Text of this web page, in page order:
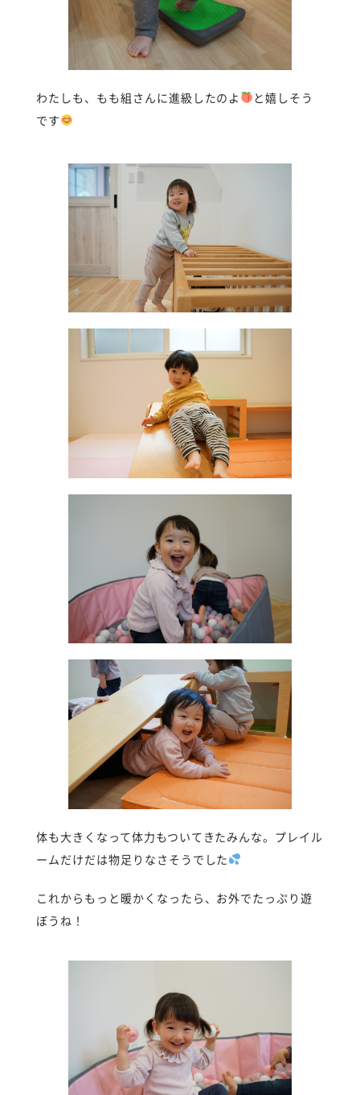
わたしも、もも組さんに進級したのよ
と嬉しそう
です
体も大きくなって体力もついてきたみんな。プレイル
ームだけだは物足りなさそうでした
これからもっと暖かくなったら、お外でたっぷり遊
ぼうね！